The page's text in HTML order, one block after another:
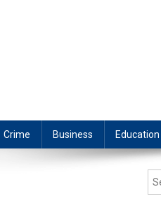
Crime Business Education